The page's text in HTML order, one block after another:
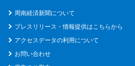
周南経済新聞について
プレスリリース・情報提供はこちらから
アクセスデータの利用について
お問い合わせ